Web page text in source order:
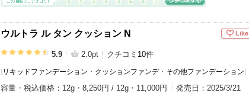
ウルトラ ル タン クッション N
5.9 2.0pt クチコミ 10件
[リキッドファンデーション ・ クッションファンデ・ その他ファンデーション]
容量・税込価格： 12g・8,250円 / 12g・11,000円 発売日： 2025/3/21
Like